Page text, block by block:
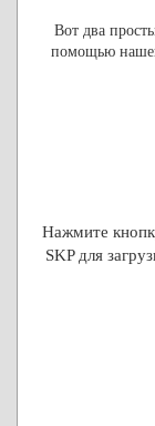
Вот два
помощью
Нажмите
SKP для